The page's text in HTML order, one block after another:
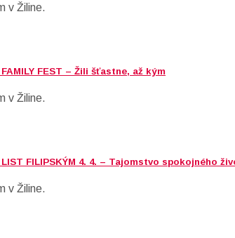
v Žiline.
FEST – Žili šťastne, až kým
v Žiline.
FILIPSKÝM 4. 4. – Tajomstvo spokojného
v Žiline.